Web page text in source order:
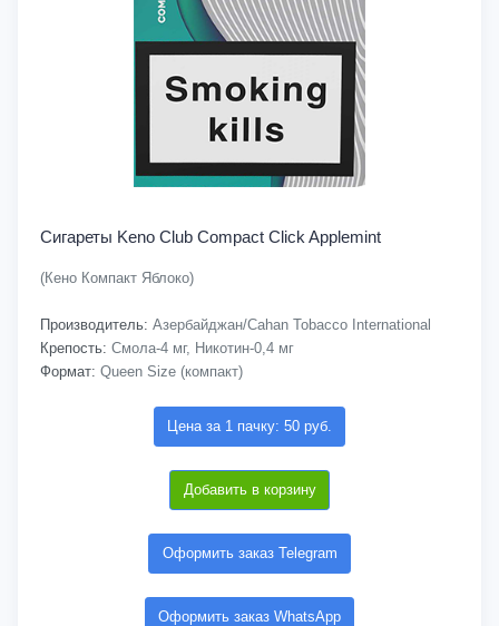
Сигареты Keno Club Compact Click Applemint
(Кено Компакт Яблоко)
Производитель: Азербайджан/Cahan Tobacco International
Крепость: Смола-4 мг, Никотин-0,4 мг
Формат: Queen Size (компакт)
Цена за 1 пачку: 50 руб.
Добавить в корзину
Оформить заказ Telegram
Оформить заказ WhatsApp